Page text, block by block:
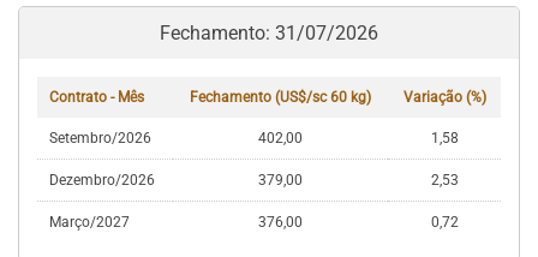
Fechamento: 31/07/2026
Contrato - Mês Fechamento (US$/sc 60 kg) Variação (%)
Setembro/2026 402,00 1,58
Dezembro/2026 379,00 2,53
Março/2027 376,00 0,72